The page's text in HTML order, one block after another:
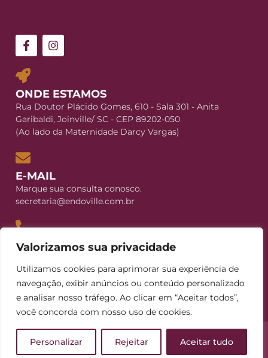
Valorizamos sua privacidade
Utilizamos cookies para aprimorar sua experiência de
navegação, exibir anúncios ou conteúdo personalizado
e analisar nosso tráfego. Ao clicar em “Aceitar todos”,
você concorda com nosso uso de cookies.
Personalizar Rejeitar Aceitar tudo
ONDE ESTAMOS
Rua Doutor Plácido Gomes, 610 - Sala 301 - Anita
Garibaldi, Joinville/ SC - CEP 89202-050
(Ao lado da Maternidade Darcy Vargas)
E-MAIL
Marque sua consulta conosco.
secretaria@endoville.com.br
CONTATO
+55 (47) 99235-8239
Politica de Privacidade